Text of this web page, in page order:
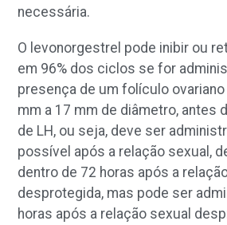
necessária.
O levonorgestrel pode inibir ou
em 96% dos ciclos se for
presença de um folículo
mm a 17 mm de diâmetro, antes
de LH, ou seja, deve ser
possível após a relação sexual,
dentro de 72 horas após a
desprotegida, mas pode ser
horas após a relação sexual